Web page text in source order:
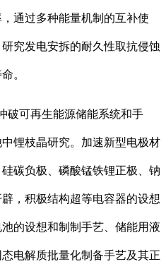
通过多种能量机制的互补使
究发电安拆的耐久性取抗侵蚀
。
可再生能源储能系统和手
锂枝晶研究。加速新型电极材
碳负极、磷酸锰铁锂正极、钠
，积极结构超等电容器的设想
的设想和制制手艺、储能用液
电解质批量化制备手艺及其正